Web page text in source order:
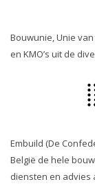
Bouwunie, Unie
en KMO’s uit de
Embuild (De
België de hele
diensten en advies